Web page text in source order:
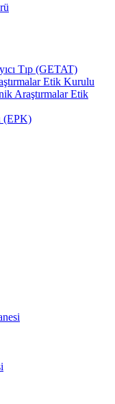
Tıp (GETAT)
Etik Kurulu
Araştırmalar Etik
(EPK)